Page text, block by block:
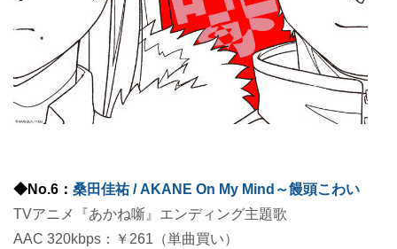
◆No.6： 桑田佳祐 / AKANE On My Mind～饅頭こわい
TVアニメ『あかね噺』エンディング主題歌
AAC 320kbps：￥261（単曲買い）